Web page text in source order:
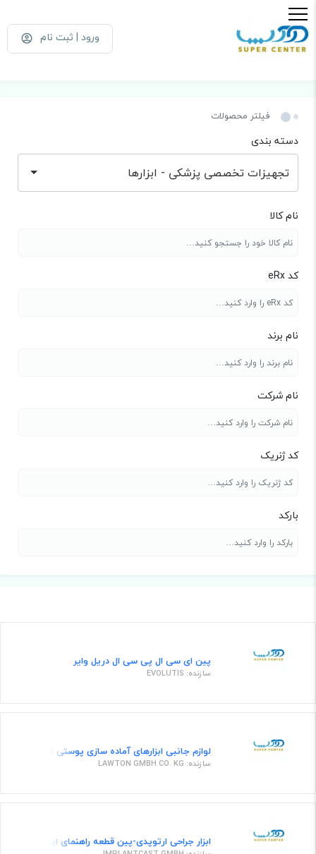
ورود | ثبت نام
فیلتر محصولات
دسته بندی
تجهیزات تخصصی پزشکی - ابزارها
نام کالا
کد eRx
نام برند
نام شرکت
کد ژنریک
بارکد
پین ای سی ال پی سی ال دریل وایر
سازنده: EVOLUTIS
لوازم جانبی ابزارهای آماده سازی پوستی کورت پوستی
سازنده: LAWTON GMBH CO. KG
ابزار جراحی ارتوپدی-پین قطعه راهنمای اینترامدیولاری تیبیال ۱۵